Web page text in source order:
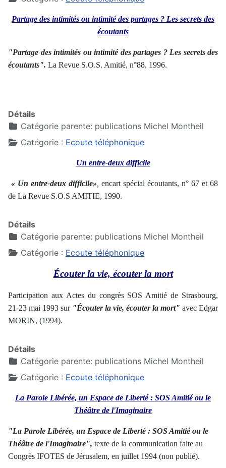
Partage des intimités ou intimité des partages ? Les secrets des
écoutants
"Partage des intimités ou intimité des partages ? Les secrets des
écoutants". La Revue S.O.S. Amitié, n°88, 1996.
Détails
Catégorie parente: publications Michel Montheil
Catégorie : Ecoute téléphonique
Un entre-deux difficile
« Un entre-deux difficile», encart spécial écoutants, n° 67 et 68
de La Revue S.O.S AMITIE, 1990.
Détails
Catégorie parente: publications Michel Montheil
Catégorie : Ecoute téléphonique
Écouter la vie, écouter la mort
Participation aux Actes du congrès SOS Amitié de Strasbourg,
21-23 mai 1993 sur "Écouterla vie, écouter la mort" avec Edgar
MORIN, (1994).
Détails
Catégorie parente: publications Michel Montheil
Catégorie : Ecoute téléphonique
La Parole Libérée, un Espace de Liberté : SOS Amitié ou le
Théâtre de l'Imaginaire
"La Parole Libérée, un Espace de Liberté : SOS Amitié ou le
Théâtre de l'Imaginaire", texte de la communication faite au
Congrès IFOTES de Jérusalem, en juillet 1994 (non publié).